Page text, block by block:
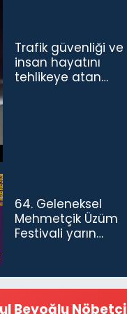
Trafik güvenliği ve
insan hayatını
tehlikeye atan
64. Geleneksel
Mehmetçik Üzüm
Festivali yarın
Beyoğlu Nöbetçi